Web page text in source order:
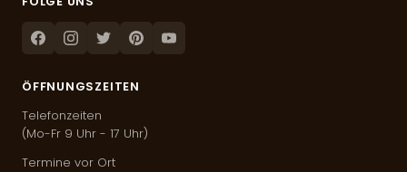
FacebookInstagram
TwitterPinterestYoutube
ÖFFNUNGSZEITEN
Telefonzeiten
(Mo-Fr 9 Uhr - 17 Uhr)
Termine vor Ort